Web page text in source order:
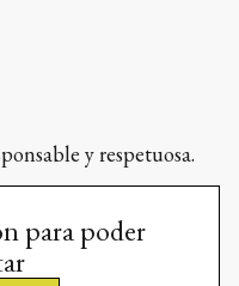
y respetuosa.
para poder